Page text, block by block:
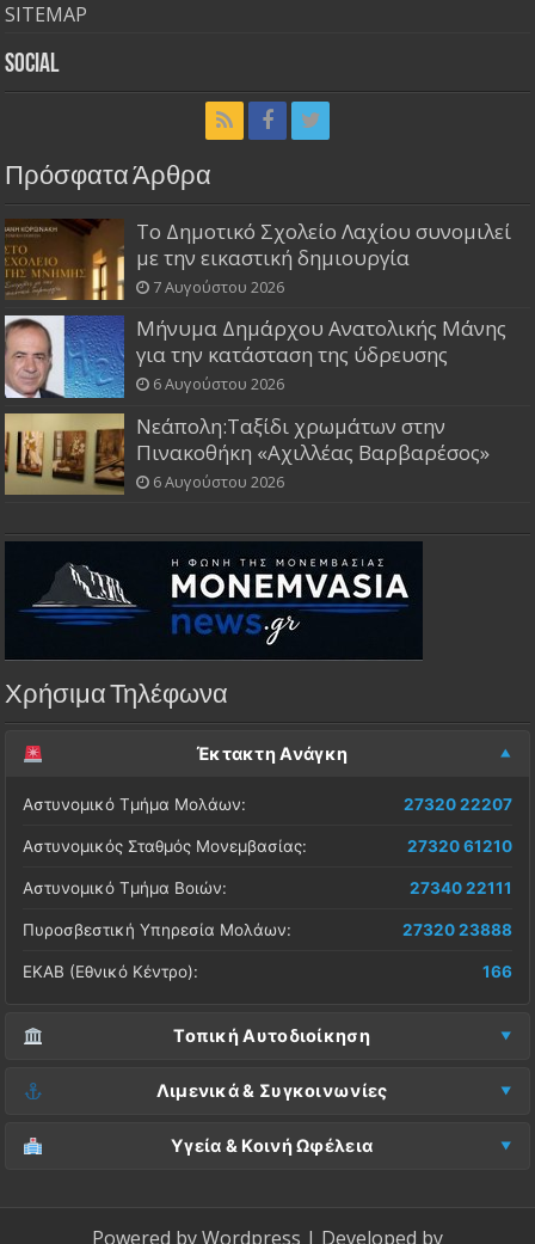
SITEMAP
Social
Πρόσφατα Άρθρα
Το Δημοτικό Σχολείο Λαχίου συνομιλεί
με την εικαστική δημιουργία
7 Αυγούστου 2026
Μήνυμα Δημάρχου Ανατολικής Μάνης
για την κατάσταση της ύδρευσης
6 Αυγούστου 2026
Νεάπολη:Ταξίδι χρωμάτων στην
Πινακοθήκη «Αχιλλέας Βαρβαρέσος»
6 Αυγούστου 2026
Χρήσιμα Τηλέφωνα
Έκτακτη Ανάγκη
Αστυνομικό Τμήμα Μολάων: 27320 22207
Αστυνομικός Σταθμός Μονεμβασίας: 27320 61210
Αστυνομικό Τμήμα Βοιών: 27340 22111
Πυροσβεστική Υπηρεσία Μολάων: 27320 23888
ΕΚΑΒ (Εθνικό Κέντρο): 166
Τοπική Αυτοδιοίκηση
Δήμος Μονεμβασίας (Έδρα):
Λιμενικά & Συγκοινωνίες
Λιμεναρχείο Μονεμβασίας:
Υγεία & Κοινή Ωφέλεια
Κέντρο Υγείας Νεάπολης: 27340 22500
Powered byWordpress | Developed by